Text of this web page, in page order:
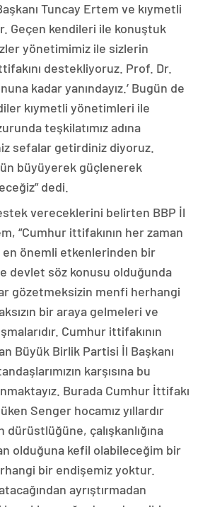
Tuncay Ertem ve kıymetli
Geçen kendileri ile konuştuk
yönetimimiz ile sizlerin
destekliyoruz. Prof. Dr.
kadar yanındayız.’ Bugün de
kıymetli yönetimleri ile
teşkilatımız adına
sefalar getirdiniz diyoruz.
büyüyerek güçlenerek
dedi.
vereceklerini belirten BBP İl
“Cumhur ittifakının her zaman
önemli etkenlerinden bir
devlet söz konusu olduğunda
gözetmeksizin menfi herhangi
bir araya gelmeleri ve
Cumhur ittifakının
Büyük Birlik Partisi İl Başkanı
karşısına bu
Burada Cumhur İttifakı
Senger hocamız yıllardır
çalışkanlığına
olduğuna kefil olabileceğim bir
bir endişemiz yoktur.
ayrıştırmadan